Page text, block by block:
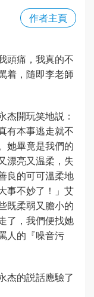
作者主頁
頭痛，我真的不
着，隨即李老師
開玩笑地説：
有本事逃走就不
她畢竟是我們的
漂亮又温柔，失
良的可可溫柔地
事不妙了！」艾
既柔弱又膽小的
了，我們便找她
人的『噪音污
杰的説話應驗了